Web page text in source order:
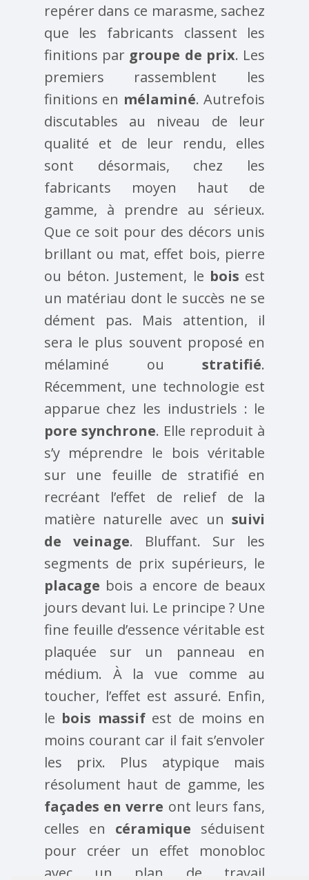
repérer dans ce marasme, sachez
que les fabricants classent les
finitions par groupe de prix. Les
premiers rassemblent les
finitions en mélaminé. Autrefois
discutables au niveau de leur
qualité et de leur rendu, elles
sont désormais, chez les
fabricants moyen haut de
gamme, à prendre au sérieux.
Que ce soit pour des décors unis
brillant ou mat, effet bois, pierre
ou béton. Justement, le bois est
un matériau dont le succès ne se
dément pas. Mais attention, il
sera le plus souvent proposé en
mélaminé oustratifié.
Récemment, une technologie est
apparue chez les industriels : le
pore synchrone. Elle reproduit à
s’y méprendre le bois véritable
sur une feuille de stratifié en
recréant l’effet de relief de la
matière naturelle avec unsuivi
de veinage. Bluffant. Sur les
segments de prix supérieurs, le
placage bois a encore de beaux
jours devant lui. Le principe ? Une
fine feuille d’essence véritable est
plaquée sur un panneau en
médium. À la vue comme au
toucher, l’effet est assuré. Enfin,
le bois massifest de moins en
moins courant car il fait s’envoler
les prix. Plus atypique mais
résolument haut de gamme, les
façades en verre ont leurs fans,
celles en céramique séduisent
pour créer un effet monobloc
avec un plan de travail